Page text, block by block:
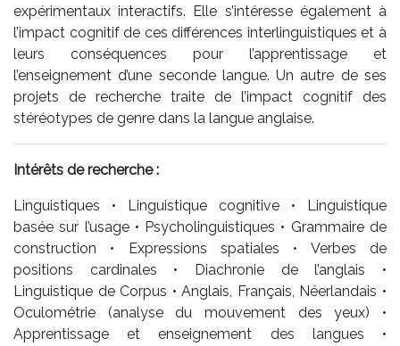
expérimentaux interactifs. Elle s’intéresse également à
l’impact cognitif de ces différences interlinguistiques et à
leurs conséquences pour l’apprentissage et
l’enseignement d’une seconde langue. Un autre de ses
projets de recherche traite de l’impact cognitif des
stéréotypes de genre dans la langue anglaise.
Intérêts de recherche :
Linguistiques • Linguistique cognitive • Linguistique
basée sur l’usage • Psycholinguistiques • Grammaire de
construction • Expressions spatiales • Verbes de
positions cardinales • Diachronie de l’anglais •
Linguistique de Corpus • Anglais, Français, Néerlandais •
Oculométrie (analyse du mouvement des yeux) •
Apprentissage et enseignement des langues •